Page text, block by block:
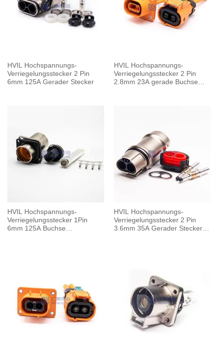
HVIL Hochspannungs-
Verriegelungsstecker 2 Pin
6mm 125A Gerader Stecker
HVIL Hochspannungs-
Verriegelungsstecker 2 Pin
2.8mm 23A gerade Buchse
HVIL Hochspannungs-
Verriegelungsstecker 1Pin
6mm 125A Buchse
HVIL Hochspannungs-
Verriegelungsstecker 2 Pin
3.6mm 35A Gerader Stecker